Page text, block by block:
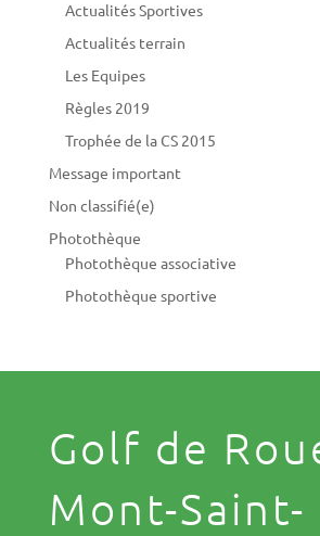
Actualités Sportives
Actualités terrain
Les Equipes
Règles 2019
Trophée de la CS 2015
Message important
Non classifié(e)
Photothèque
Photothèque associative
Photothèque sportive
Golf de
Mont-Saint-